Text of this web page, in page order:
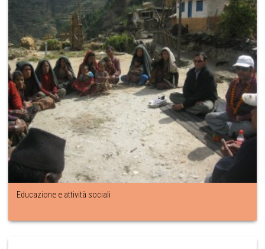
Educazione e attività sociali